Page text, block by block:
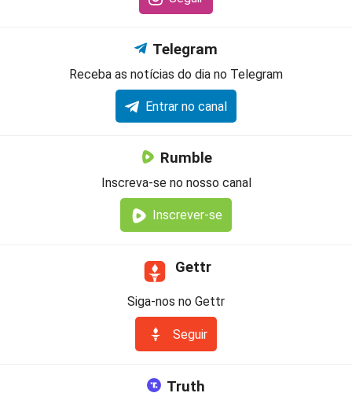
Telegram
Receba as notícias do dia no Telegram
Entrar no canal
Rumble
Inscreva-se no nosso canal
Inscrever-se
Gettr
Siga-nos no Gettr
Seguir
Truth